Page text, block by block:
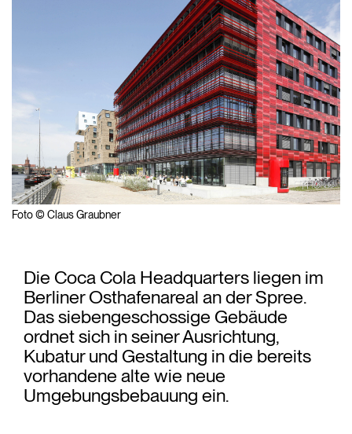
Foto © Claus Graubner
Die Coca Cola Headquarters liegen im
Berliner Osthafenareal an der Spree.
Das siebengeschossige Gebäude
ordnet sich in seiner Ausrichtung,
Kubatur und Gestaltung in die bereits
vorhandene alte wie neue
Umgebungsbebauung ein.